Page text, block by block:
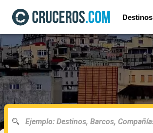
Destinos